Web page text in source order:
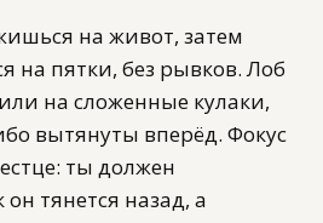
на живот, затем
на пятки, без рывков. Лоб
на сложенные кулаки,
вытянуты вперёд. Фокус
ты должен
он тянется назад, а